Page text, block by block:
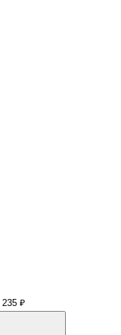
235 ₽